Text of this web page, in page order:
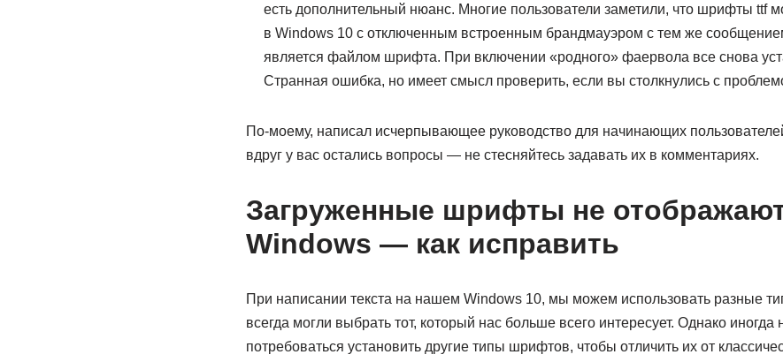
есть дополнительный нюанс. Многие пользователи заметили, что шрифты ttf
в Windows 10 с отключенным встроенным брандмауэром с тем же
является файлом шрифта. При включении «родного» фаервола все снова
Странная ошибка, но имеет смысл проверить, если вы столкнулись с
По-моему, написал исчерпывающее руководство для начинающих
вдруг у вас остались вопросы — не стесняйтесь задавать их в комментариях.
Загруженные шрифты не
Windows — как исправить
При написании текста на нашем Windows 10, мы можем использовать разные
всегда могли выбрать тот, который нас больше всего интересует. Однако иногда
потребоваться установить другие типы шрифтов, чтобы отличить их от